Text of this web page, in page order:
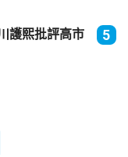
護熙批評高市
5